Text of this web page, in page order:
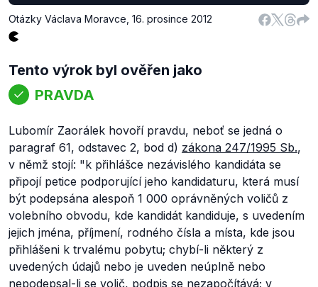
Otázky Václava Moravce 16. prosince 2012
Tento výrok byl ověřen jako
PRAVDA
Lubomír Zaorálek hovoří pravdu, neboť se jedná o
paragraf 61, odstavec 2, bod d) zákona 247/1995 Sb.,
v němž stojí: "k přihlášce nezávislého kandidáta se
připojí petice podporující jeho kandidaturu, která musí
být podepsána alespoň 1 000 oprávněných voličů z
volebního obvodu, kde kandidát kandiduje, s uvedením
jejich jména, příjmení, rodného čísla a místa, kde jsou
přihlášeni k trvalému pobytu; chybí-li některý z
uvedených údajů nebo je uveden neúplně nebo
nepodepsal-li se volič, podpis se nezapočítává; v